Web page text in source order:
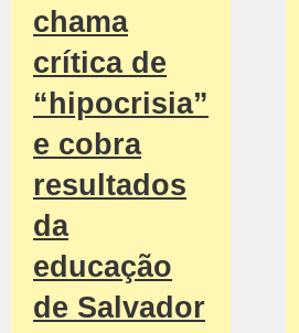
chama
crítica de
“hipocrisia”
e cobra
resultados
da
educação
de Salvador